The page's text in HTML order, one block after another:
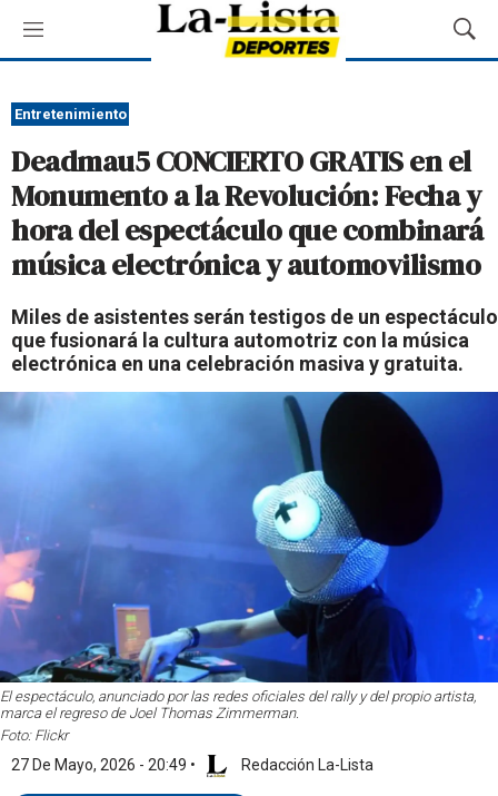
M
e
ú
M
o
a
r
B
ú
q
e
d
Entretenimiento
Deadmau5 CONCIERTO GRATIS en el
Monumento a la Revolución: Fecha y
hora del espectáculo que combinará
música electrónica y automovilismo
Miles de asistentes serán testigos de un espectáculo
que fusionará la cultura automotriz con la música
electrónica en una celebración masiva y gratuita.
El espectáculo, anunciado por las redes oficiales del rally y del propio artista,
marca el regreso de Joel Thomas Zimmerman.
Foto: Flickr
27 De Mayo, 2026 - 20:49 • Redacción La-Lista